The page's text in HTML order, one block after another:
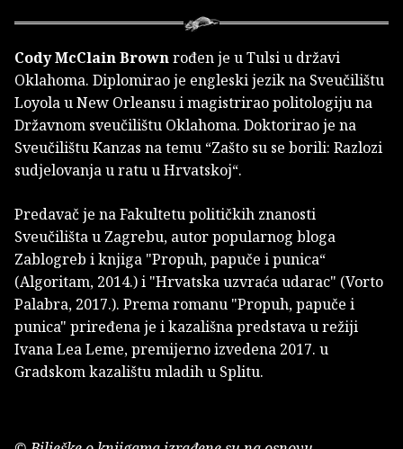
Cody McClain Brownrođen je u Tulsi u državi
Oklahoma. Diplomirao je engleski jezik na Sveučilištu
Loyola u New Orleansu i magistrirao politologiju na
Državnom sveučilištu Oklahoma. Doktorirao je na
Sveučilištu Kanzas na temu “Zašto su se borili: Razlozi
sudjelovanja u ratu u Hrvatskoj“.
Predavač je na Fakultetu političkih znanosti
Sveučilišta u Zagrebu, autor popularnog bloga
Zablogreb i knjiga "Propuh, papuče i punica“
(Algoritam, 2014.) i "Hrvatska uzvraća udarac" (Vorto
Palabra, 2017.). Prema romanu "Propuh, papuče i
punica" priređena je i kazališna predstava u režiji
Ivana Lea Leme, premijerno izvedena 2017. u
Gradskom kazalištu mladih u Splitu.